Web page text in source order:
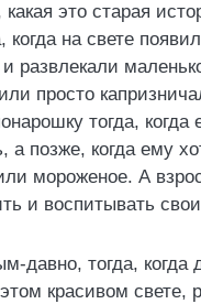
это старая
когда на свете
развлекали
просто
тогда, когда
а позже, когда ему
мороженое. А
и воспитывать
давно, тогда, когда
красивом свете,